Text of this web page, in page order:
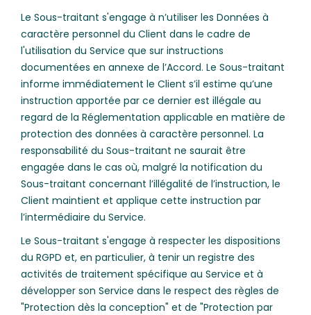
Le Sous-traitant s'engage à n’utiliser les Données à
caractère personnel du Client dans le cadre de
l'utilisation du Service que sur instructions
documentées en annexe de l’Accord. Le Sous-traitant
informe immédiatement le Client s’il estime qu’une
instruction apportée par ce dernier est illégale au
regard de la Réglementation applicable en matière de
protection des données à caractère personnel. La
responsabilité du Sous-traitant ne saurait être
engagée dans le cas où, malgré la notification du
Sous-traitant concernant l’illégalité de l’instruction, le
Client maintient et applique cette instruction par
l’intermédiaire du Service.
Le Sous-traitant s'engage à respecter les dispositions
du RGPD et, en particulier, à tenir un registre des
activités de traitement spécifique au Service et à
développer son Service dans le respect des règles de
"Protection dès la conception" et de "Protection par